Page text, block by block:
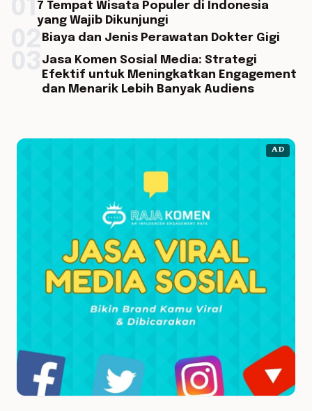
7 Tempat Wisata Populer di Indonesia
yang Wajib Dikunjungi
Biaya dan Jenis Perawatan Dokter Gigi
Jasa Komen Sosial Media: Strategi
Efektif untuk Meningkatkan Engagement
dan Menarik Lebih Banyak Audiens
AD